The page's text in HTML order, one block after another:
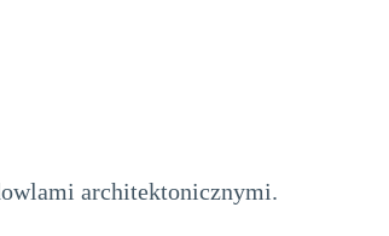
architektonicznymi.